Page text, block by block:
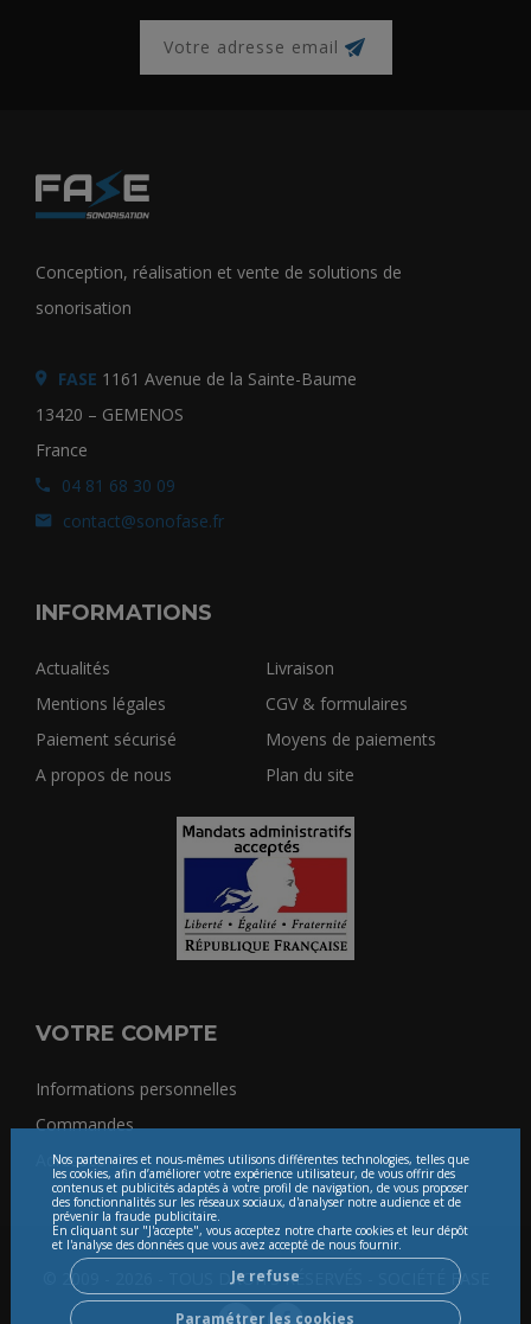
Nos partenaires et nous-mêmes utilisons différentes technologies, telles que
les cookies, afin d’améliorer votre expérience utilisateur, de vous offrir des
contenus et publicités adaptés à votre profil de navigation, de vous proposer
des fonctionnalités sur les réseaux sociaux, d'analyser notre audience et de
prévenir la fraude publicitaire.
En cliquant sur "J'accepte", vous acceptez notre charte cookies et leur dépôt
et l'analyse des données que vous avez accepté de nous fournir.
Je refuse
Paramétrer les cookies
Conception, réalisation et vente de solutions de
sonorisation
FASE 1161 Avenue de la Sainte-Baume
13420 – GEMENOS
France
04 81 68 30 09
contact@sonofase.fr
INFORMATIONS
Actualités
Livraison
Mentions légales
CGV & formulaires
Paiement sécurisé
Moyens de paiements
A propos de nous
Plan du site
VOTRE COMPTE
Informations personnelles
Commandes
Adresses
© 2009 - 2026 - TOUS DROITS RÉSERVÉS - SOCIÉTÉ FASE